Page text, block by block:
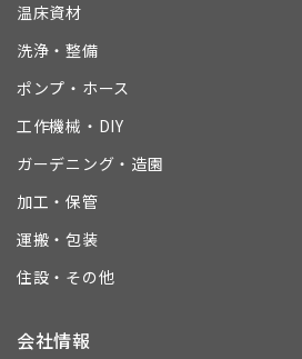
温床資材
洗浄・整備
ポンプ・ホース
工作機械・DIY
ガーデニング・造園
加工・保管
運搬・包装
住設・その他
会社情報